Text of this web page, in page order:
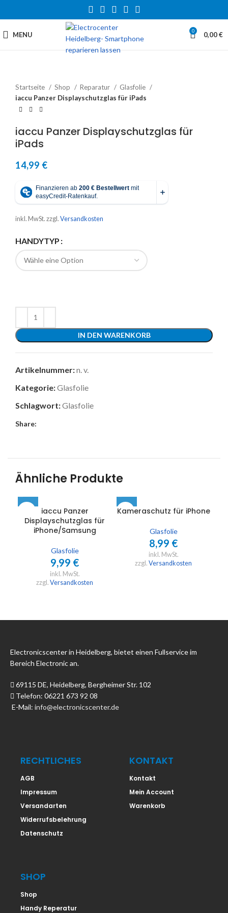
MENU 0 0,00€
Startseite Shop Reparatur
Glasfolie
iaccu Panzer Displayschutzglas für iPads
iaccu Panzer Displayschutzglas für
iPads
14,99 €
inkl. MwSt. zzgl. Versandkosten
HANDYTYP
IN DEN WARENKORB
Artikelnummer:n. v.
Kategorie:Glasfolie
Schlagwort:Glasfolie
Share:
Ähnliche Produkte
iaccu Panzer
Displayschutzglas für
iPhone/Samsung
Glasfolie
9,99 €
inkl. MwSt.
zzgl. Versandkosten
Kameraschutz für iPhone
Glasfolie
8,99 €
inkl. MwSt.
zzgl. Versandkosten
Electronicscenter in Heidelberg, bietet einen Fullservice im
Bereich Electronic an.
69115 DE, Heidelberg, Bergheimer Str. 102
Telefon: 06221 673 92 08
E-Mail:info@electronicscenter.de
RECHTLICHES
AGB
Impressum
Versandarten
Widerrufsbelehrung
Datenschutz
KONTAKT
Kontakt
Mein Account
Warenkorb
SHOP
Shop
Handy Reperatur